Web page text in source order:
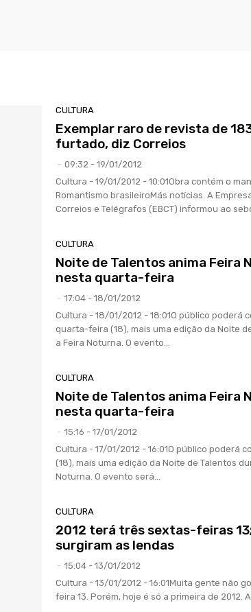
CULTURA
Exemplar raro de revista de
furtado, diz Correios
- 09:32 - 19/01/2012
Cultura - 19/01/2012 - 10:01Obra contém o
Romantismo brasileiroMás notícias. A
Correios e Telégrafos (EBCT) informou ao
CULTURA
Noite de Talentos anima Feira
nesta quarta-feira
- 17:04 - 18/01/2012
Cultura - 18/01/2012 - 18:01O público poderá
quarta-feira (18), mais uma edição da Noite
a Feira Noturna. O evento...
CULTURA
Noite de Talentos anima Feira
nesta quarta-feira
- 15:16 - 17/01/2012
Cultura - 17/01/2012 - 16:01O público poderá
(18), mais uma edição da Noite de Talentos
Noturna. O evento será...
CULTURA
2012 terá três sextas-feiras
surgiram as lendas
- 15:04 - 13/01/2012
Cultura - 13/01/2012 - 16:01Muita gente não
feira 13. Porém, hoje é só a primeira de 2012.